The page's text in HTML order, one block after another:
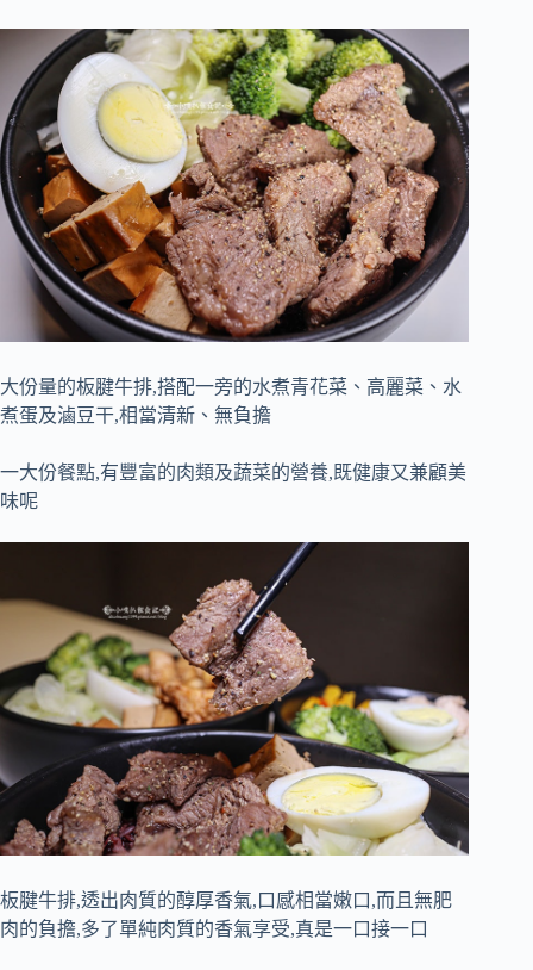
大份量的板腱牛排,搭配一旁的水煮青花菜、高麗菜、水
煮蛋及滷豆干,相當清新、無負擔
一大份餐點,有豐富的肉類及蔬菜的營養,既健康又兼顧美
味呢
板腱牛排,透出肉質的醇厚香氣,口感相當嫩口,而且無肥
肉的負擔,多了單純肉質的香氣享受,真是一口接一口